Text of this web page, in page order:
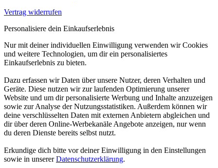
Vertrag widerrufen
Personalisiere dein Einkaufserlebnis
Nur mit deiner individuellen Einwilligung verwenden wir Cookies
und weitere Technologien, um dir ein personalisiertes
Einkaufserlebnis zu bieten.
Dazu erfassen wir Daten über unsere Nutzer, deren Verhalten und
Geräte. Diese nutzen wir zur laufenden Optimierung unserer
Website und um dir personalisierte Werbung und Inhalte anzuzeigen
sowie zur Analyse der Nutzungsstatistiken. Außerdem können wir
deine verschlüsselten Daten mit externen Anbietern abgleichen und
dir über deren Online-Werbekanäle Angebote anzeigen, nur wenn
du deren Dienste bereits selbst nutzt.
Erkundige dich bitte vor deiner Einwilligung in den Einstellungen
sowie in unsererDatenschutzerklärung.